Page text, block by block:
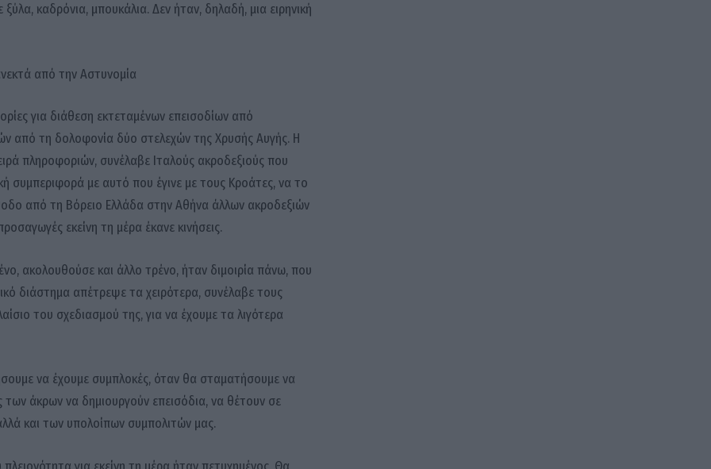
καδρόνια, μπουκάλια. Δεν ήταν, δηλαδή, μια ειρηνική
από την Αστυνομία
για διάθεση εκτεταμένων επεισοδίων από
από τη δολοφονία δύο στελεχών της Χρυσής Αυγής. Η
πληροφοριών, συνέλαβε Ιταλούς ακροδεξιούς που
συμπεριφορά με αυτό που έγινε με τους Κροάτες, να το
από τη Βόρειο Ελλάδα στην Αθήνα άλλων ακροδεξιών
εκείνη τη μέρα έκανε κινήσεις.
ακολουθούσε και άλλο τρένο, ήταν διμοιρία πάνω, που
διάστημα απέτρεψε τα χειρότερα, συνέλαβε τους
του σχεδιασμού της, για να έχουμε τα λιγότερα
να έχουμε συμπλοκές, όταν θα σταματήσουμε να
άκρων να δημιουργούν επεισόδια, να θέτουν σε
και των υπολοίπων συμπολιτών μας.
για εκείνη τη μέρα ήταν πετυχημένος. Θα